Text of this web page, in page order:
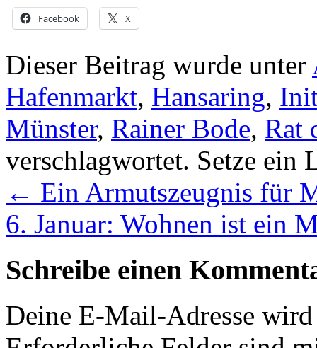
Facebook X
Dieser Beitrag wurde unter
Hafenmarkt, Hansaring,
Münster, Rainer Bode, Rat
verschlagwortet. Setze ein
← Ein Armutszeugnis für
6. Januar: Wohnen ist ein
Schreibe einen
Deine E-Mail-Adresse